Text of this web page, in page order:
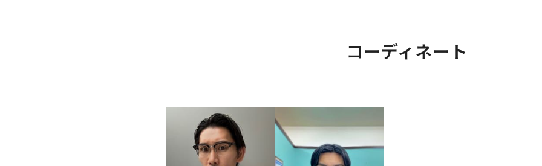
コーディネート